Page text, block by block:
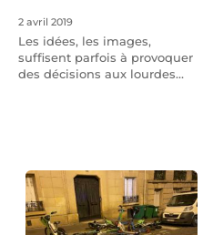
2 avril 2019
Les idées, les images,
suffisent parfois à provoquer
des décisions aux lourdes…